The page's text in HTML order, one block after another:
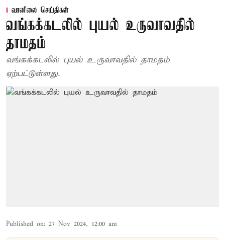
வானிலை செய்திகள்
வங்கக்கடலில் புயல் உருவாவதில்
தாமதம்
வங்கக்கடலில் புயல் உருவாவதில் தாமதம்
ஏற்பட்டுள்ளது.
Published on: 27 Nov 2024, 12:00 am